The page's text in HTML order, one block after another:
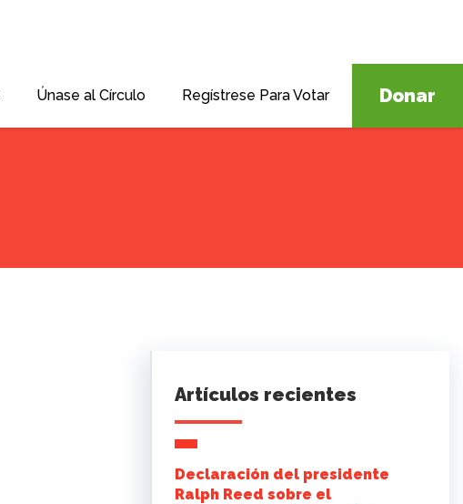
Únase al Círculo Regístrese Para Votar Donar
Artículos recientes
Declaración del presidente
Ralph Reed sobre el